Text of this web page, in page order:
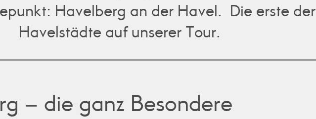
Havelberg an der Havel. Die erste der
Havelstädte auf unserer Tour.
– die ganz Besondere